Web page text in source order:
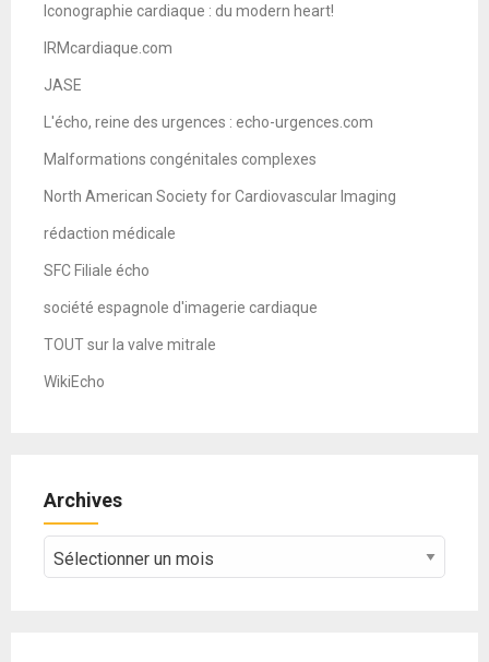
Iconographie cardiaque : du modern heart!
IRMcardiaque.com
JASE
L'écho, reine des urgences : echo-urgences.com
Malformations congénitales complexes
North American Society for Cardiovascular Imaging
rédaction médicale
SFC Filiale écho
société espagnole d'imagerie cardiaque
TOUT sur la valve mitrale
WikiEcho
Archives